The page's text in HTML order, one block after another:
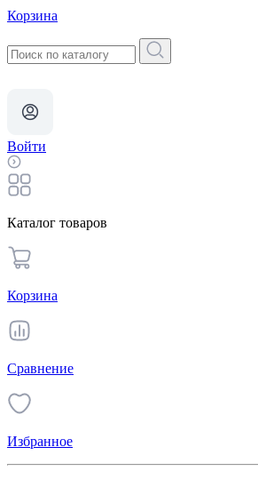
Корзина
Войти
Каталог товаров
Корзина
Сравнение
Избранное